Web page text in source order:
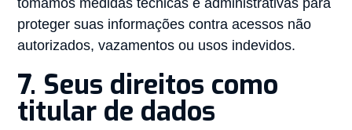
tomamos medidas técnicas e administrativas para
proteger suas informações contra acessos não
autorizados, vazamentos ou usos indevidos.
7. Seus direitos como
titular de dados